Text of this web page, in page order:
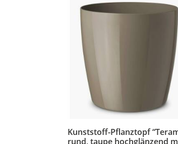
Kunststoff-Pflanztopf
rund, taupe hochglänzend